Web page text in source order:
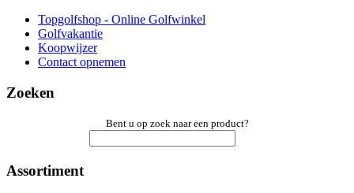
Topgolfshop - Online Golfwinkel
Golfvakantie
Koopwijzer
Contact opnemen
Zoeken
Bent u op zoek naar een product?
Assortiment